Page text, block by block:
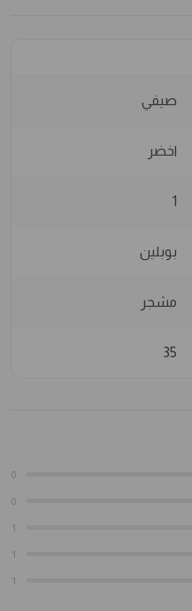
صيفي
اخضر
1
بوبلين
مشجر
35
0
0
1
1
1